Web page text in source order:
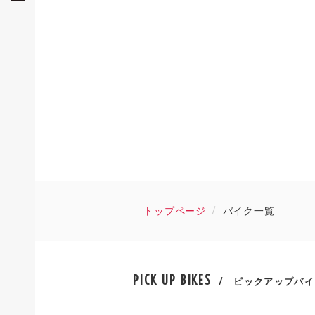
トップページ バイク一覧
PICK UP BIKES / ピックアップバ